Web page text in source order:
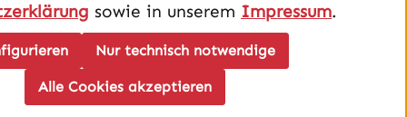
Infos
sowie in unserem Impressum.
Nur technisch notwendige
Alle Cookies akzeptieren